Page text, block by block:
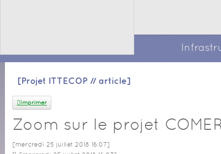
[Projet ITTECOP // article]
Imprimer
Zoom sur le projet
[mercredi 25 juillet 2018 16:07]